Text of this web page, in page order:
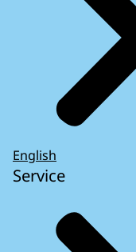
English
Service